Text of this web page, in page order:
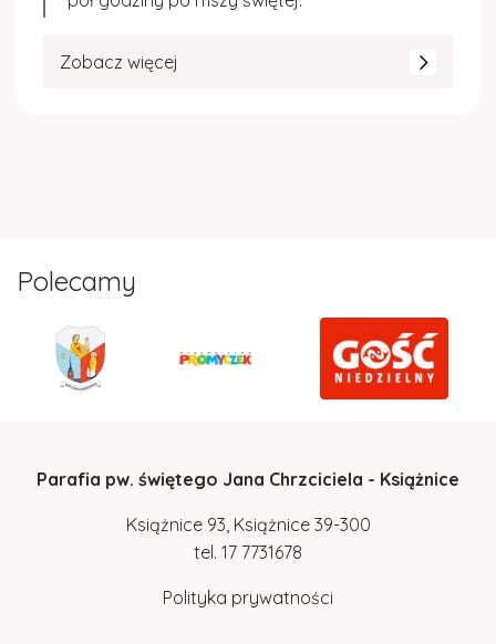
Zobacz więcej
Polecamy
Parafia pw. świętego Jana Chrzciciela - Książnice
Książnice 93, Książnice 39-300
tel. 17 7731678
Polityka prywatności